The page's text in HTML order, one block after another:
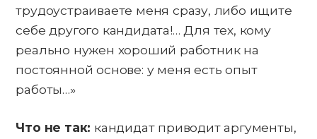
трудоустраиваете меня сразу, либо ищите
себе другого кандидата!… Для тех, кому
реально нужен хороший работник на
постоянной основе: у меня есть опыт
работы…»
Что не так: кандидат приводит аргументы,